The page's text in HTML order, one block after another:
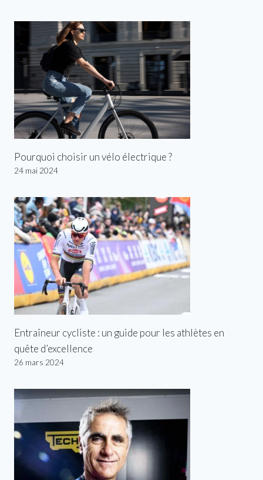
Pourquoi choisir un vélo électrique ?
24 mai 2024
Entraîneur cycliste : un guide pour les athlètes en
quête d’excellence
26 mars 2024